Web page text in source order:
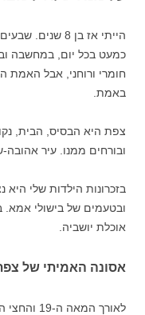
הייתי אז בן 8
כמעט בכל יום, במחשבה
חומרי ורוחני, אבל
באמת.
צפת היא הבסיס, הבית,
ובורחים ממנו. עיר
בזכרונות הילדות שלי
ובטעמים של בישולי אמא.
אוכלת יושביה.
אסונה האמיתי של